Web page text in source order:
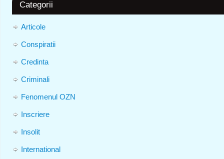
Categorii
Articole
Conspiratii
Credinta
Criminali
Fenomenul OZN
Inscriere
Insolit
International